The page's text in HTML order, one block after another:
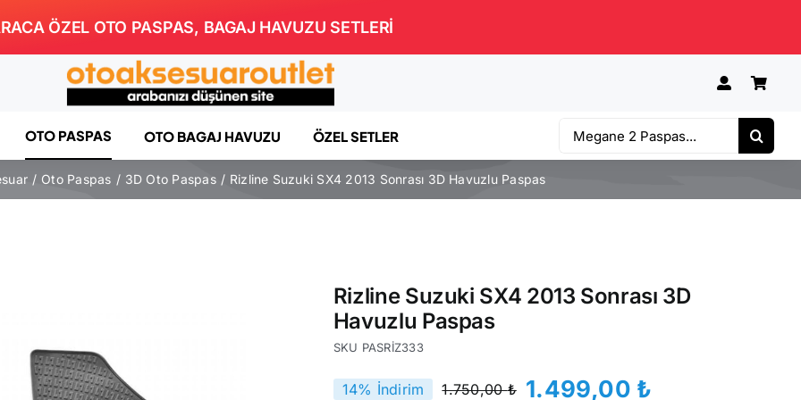
ÖZEL OTO PASPAS, BAGAJ HAVUZU SETLERİ
OTO PASPAS OTO BAGAJ HAVUZU ÖZEL SETLER Ara:
Oto Paspas 3D Oto Paspas Rizline Suzuki SX4 2013 Sonrası 3D Havuzlu Paspas
Rizline Suzuki SX4 2013 Sonrası 3D
Havuzlu Paspas
SKU PASRİZ333
1.750,00₺ 1.499,00 ₺
14% İndirim